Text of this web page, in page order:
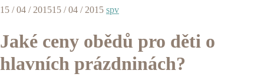
15 / 04 / 201515 / 04 / 2015 spv
Jaké ceny obědů pro děti o
hlavních prázdninách?